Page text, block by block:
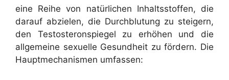
eine Reihe von natürlichen Inhaltsstoffen, die
darauf abzielen, die Durchblutung zu steigern,
den Testosteronspiegel zu erhöhen und die
allgemeine sexuelle Gesundheit zu fördern. Die
Hauptmechanismen umfassen: